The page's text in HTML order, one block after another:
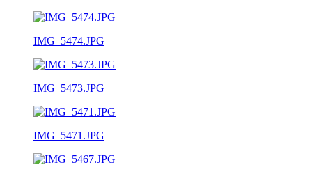
IMG_5474.JPG
IMG_5473.JPG
IMG_5471.JPG